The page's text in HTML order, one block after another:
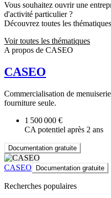
Vous souhaitez ouvrir une
d'activité particulier ?
Découvrez toutes les
Voir toutes les thématiques
A propos de CASEO
CASEO
Commercialisation de
fourniture seule.
1 500 000 €
CA potentiel après 2 ans
Documentation gratuite
CASEO Documentation gratuite
Recherches populaires